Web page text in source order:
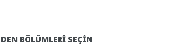
BÖLÜMLERİ SEÇİN